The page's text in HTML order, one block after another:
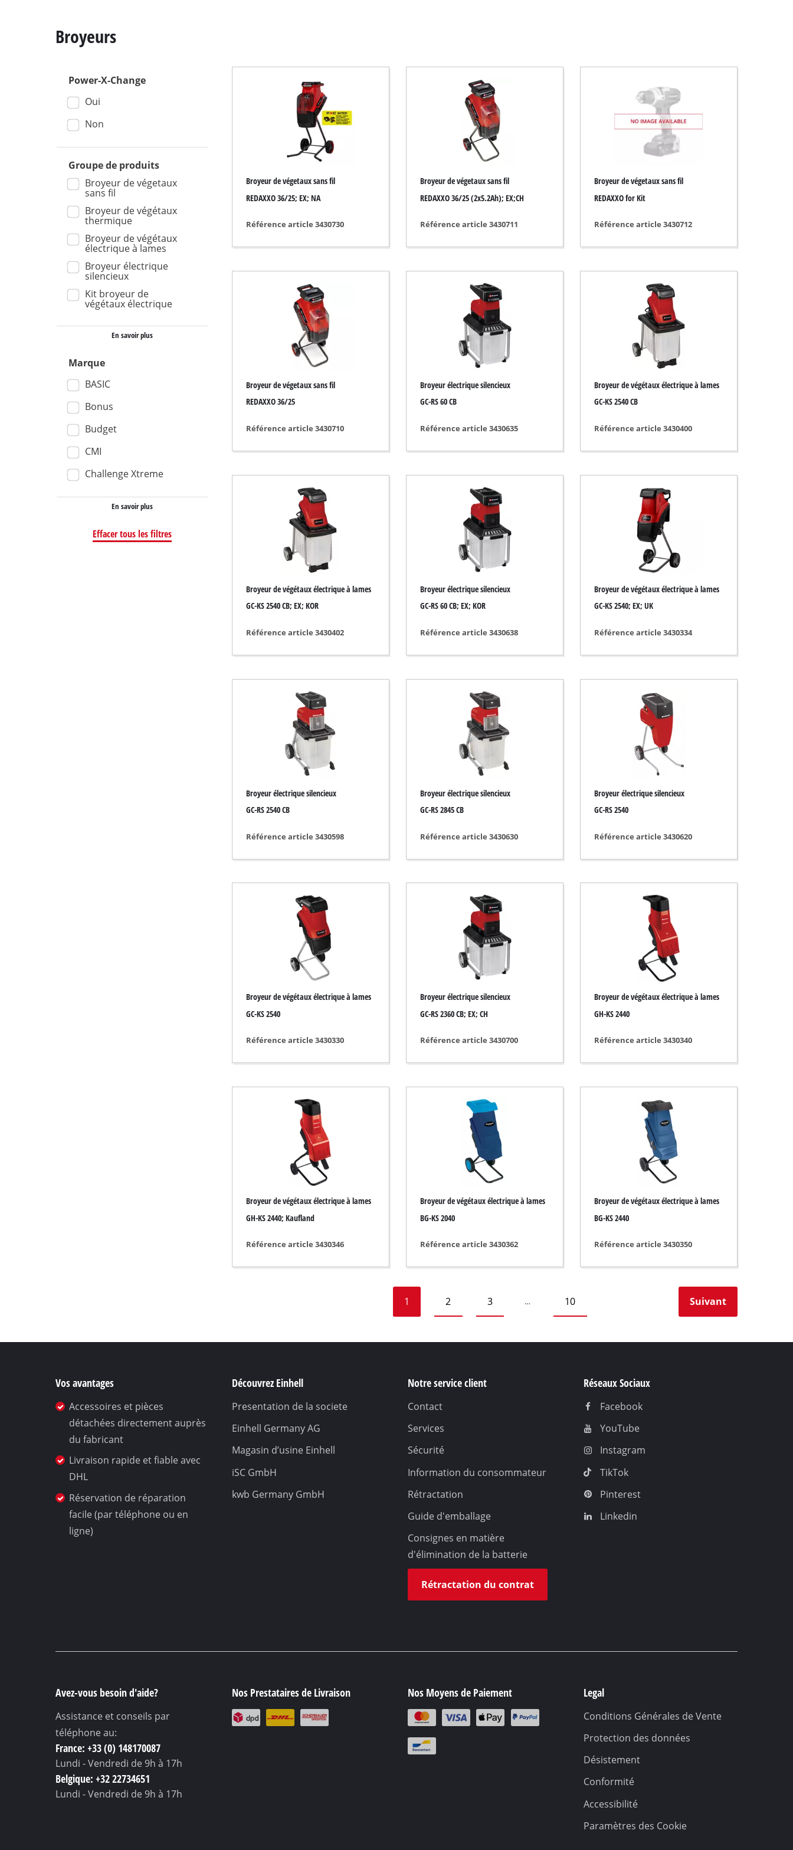
Scie à chantourner
Touret à meuler
Ponceuse rotative
Ponceuse murale / de sol
Ponceuse triangulaire
Outils de ponçage / gravure
Compresseur électrique
Appareils à air comprimé
Compresseur pour voiture
Machines à couper / séparer
Autres équipements
Taille-haie thermique
Pompes de jardin
Scarificateur thermique
Tronçonneuse électrique
Coupe branches
Nettoyeur de joint
Aspirateur de feuille
Broyeurs
Power-X-Change
Oui
Non
Groupe de produits
Broyeur de végetaux
sans fil
Broyeur de végétaux
thermique
Broyeur de végétaux
électrique à lames
Broyeur électrique
silencieux
Kit broyeur de
végétaux électrique
En savoir plus
Marque
BASIC
Bonus
Budget
CMI
Challenge Xtreme
En savoir plus
Effacer tous les filtres
Broyeur de végetaux sans fil
REDAXXO 36/25; EX; NA
Référence article 3430730
Broyeur de végetaux sans fil
REDAXXO 36/25 (2x5.2Ah); EX;CH
Référence article 3430711
Broyeur de végetaux sans fil
REDAXXO for Kit
Référence article 3430712
Broyeur de végetaux sans fil
REDAXXO 36/25
Référence article 3430710
Broyeur électrique silencieux
GC-RS 60 CB
Référence article 3430635
Broyeur de végétaux électrique à lames
GC-KS 2540 CB
Référence article 3430400
Broyeur de végétaux électrique à lames
GC-KS 2540 CB; EX; KOR
Référence article 3430402
Broyeur électrique silencieux
GC-RS 60 CB; EX; KOR
Référence article 3430638
Broyeur de végétaux électrique à lames
GC-KS 2540; EX; UK
Référence article 3430334
Broyeur électrique silencieux
GC-RS 2540 CB
Référence article 3430598
Broyeur électrique silencieux
GC-RS 2845 CB
Référence article 3430630
Broyeur électrique silencieux
GC-RS 2540
Référence article 3430620
Broyeur de végétaux électrique à lames
GC-KS 2540
Référence article 3430330
Broyeur électrique silencieux
GC-RS 2360 CB; EX; CH
Référence article 3430700
Broyeur de végétaux électrique à lames
GH-KS 2440
Référence article 3430340
Broyeur de végétaux électrique à lames
GH-KS 2440; Kaufland
Référence article 3430346
Broyeur de végétaux électrique à lames
BG-KS 2040
Référence article 3430362
Broyeur de végétaux électrique à lames
BG-KS 2440
Référence article 3430350
1 2 3 … 10 Suivant
Vos avantages
Accessoires et pièces
détachées directement auprès
du fabricant
Livraison rapide et fiable avec
DHL
Réservation de réparation
facile (par téléphone ou en
ligne)
Découvrez Einhell
Presentation de la societe
Einhell Germany AG
Magasin d’usine Einhell
iSC GmbH
kwb Germany GmbH
Notre service client
Contact
Services
Sécurité
Information du consommateur
Rétractation
Guide d'emballage
Consignes en matière
d'élimination de la batterie
Rétractation du contrat
Réseaux Sociaux
Facebook
YouTube
Instagram
TikTok
Pinterest
Linkedin
Avez-vous besoin d'aide?
Assistance et conseils par
téléphone au:
France: +33 (0) 148170087
Lundi - Vendredi de 9h à 17h
Belgique: +32 22734651
Lundi - Vendredi de 9h à 17h
Nos Prestataires de Livraison Nos Moyens de Paiement Legal
Conditions Générales de Vente
Protection des données
Désistement
Conformité
Accessibilité
Paramètres des Cookie